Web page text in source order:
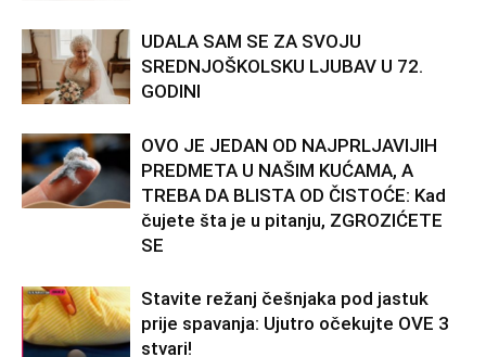
UDALA SAM SE ZA SVOJU
SREDNJOŠKOLSKU LJUBAV U 72.
GODINI
OVO JE JEDAN OD NAJPRLJAVIJIH
PREDMETA U NAŠIM KUĆAMA, A
TREBA DA BLISTA OD ČISTOĆE: Kad
čujete šta je u pitanju, ZGROZIĆETE
SE
Stavite režanj češnjaka pod jastuk
prije spavanja: Ujutro očekujte OVE 3
stvari!